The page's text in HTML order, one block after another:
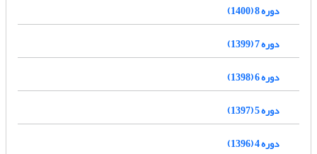
دوره 8 (1400)
دوره 7 (1399)
دوره 6 (1398)
دوره 5 (1397)
دوره 4 (1396)